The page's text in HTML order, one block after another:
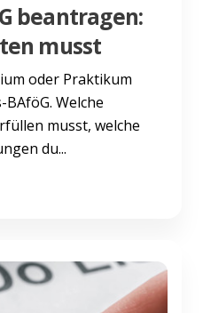
beantragen:
musst
oder Praktikum
Welche
musst, welche
du...